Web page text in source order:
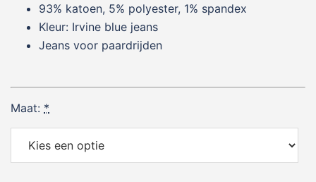
93% katoen, 5% polyester, 1% spandex
Kleur: Irvine blue jeans
Jeans voor paardrijden
Maat: *